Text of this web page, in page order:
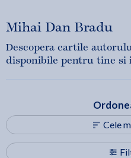
Mihai Dan Bradu
Descopera cartile
disponibile pentru tine si
Cele